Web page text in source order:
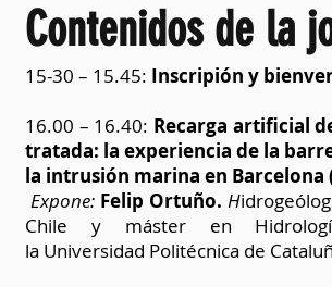
15-30 – 15.45: Inscripión y
16.00 – 16.40: Recarga artificial
tratada: la experiencia de la
la intrusión marina en Barcelona
Expone: Felip Ortuño. H
Chile y máster en
la Universidad Politécnica de
Contenidos de la